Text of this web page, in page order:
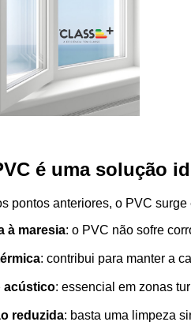
é uma solução
pontos anteriores, o PVC
à maresia: o PVC não sofre
: contribui para manter a
acústico: essencial em zonas
reduzida: basta uma limpeza